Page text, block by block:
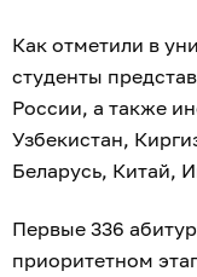
Как отметили в
студенты
России, а также
Узбекистан,
Беларусь, Китай,
Первые 336
приоритетном